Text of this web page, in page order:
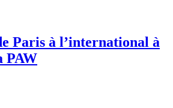
Paris à l’international à
PAW